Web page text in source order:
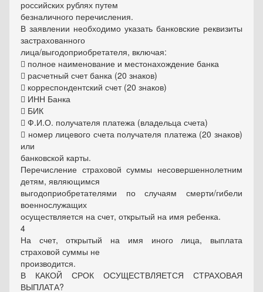
российских рублях путем
безналичного перечисления.
В заявлении необходимо указать банковские реквизиты
застрахованного
лица/выгодоприобретателя, включая:
 полное наименование и местонахождение банка
 расчетный счет банка (20 знаков)
 корреспондентский счет (20 знаков)
 ИНН Банка
 БИК
 Ф.И.О. получателя платежа (владельца счета)
 номер лицевого счета получателя платежа (20 знаков)
или
банковской карты.
Перечисление страховой суммы несовершеннолетним
детям, являющимся
выгодоприобретателями по случаям смерти/гибели
военнослужащих
осуществляется на счет, открытый на имя ребенка.
4
На счет, открытый на имя иного лица, выплата
страховой суммы не
производится.
В КАКОЙ СРОК ОСУЩЕСТВЛЯЕТСЯ СТРАХОВАЯ
ВЫПЛАТА?